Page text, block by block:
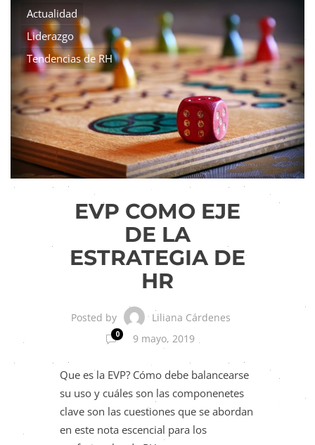
Actualidad
Liderazgo
Tendencias de RH
EVP COMO EJE
DE LA
ESTRATEGIA DE
HR
Posted by Liliana Cárdenes
0 9 mayo, 2019
Que es la EVP? Cómo debe balancearse
su uso y cuáles son las componenetes
clave son las cuestiones que se abordan
en este nota escencial para los